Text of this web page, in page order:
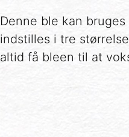
Denne ble kan
indstilles i tre
altid få bleen til at